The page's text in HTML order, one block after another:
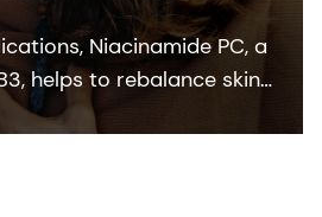
Niacinamide PC, a
helps to rebalance skin
pores and improves